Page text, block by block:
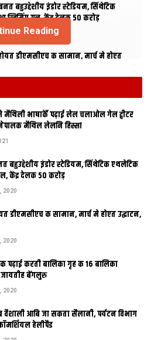
बहुउद्देशीय इंडोर स्‍टेडि‍यम, सिंथेटिक
स्विमिंग पुल, केंद्र देलक 50 करोड़
2020
डीएमसीएच क सामान, मार्च मे होएत
जायतीह बेंगलुरु
2019 क घोषणा काल्‍हि‍ भए जाएत । काल्‍हि‍
कला, विज्ञान, वाणिज्य आ वोकेशनल क
बोर्ड इंटर मूल्यांकन दू मार्च से शुरू भेल
नतीजा क घोषणा कैल जा रहल अछि ।
Reading
मे मैथि‍ली भाषाकेँ पढ़ाई लेल चलाओल गेल ट्वीटर
मैथिल लेलनि हिस्सा
बहुउद्देशीय इंडोर स्‍टेडि‍यम, सिंथेटिक एथलेटिक
केंद्र देलक 50 करोड़
2020
डीएमसीएच क सामान, मार्च मे होएत उद्घाटन,
2020
करती बालिका गृह क 16 बालिका
बेंगलुरु
2020
वैशाली आबि जा सकता सैलानी, पर्यटन विभाग
हेलीपैड